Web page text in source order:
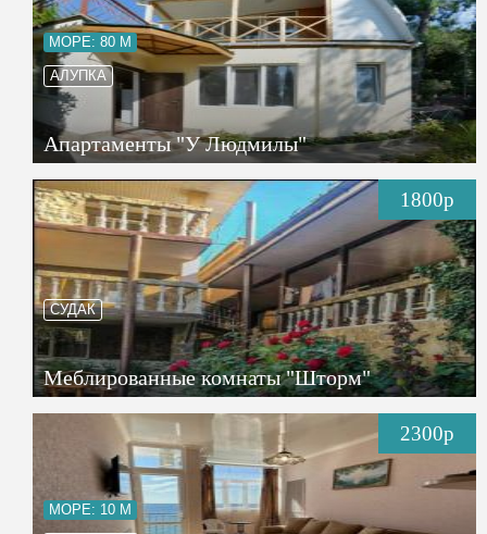
МОРЕ: 80 М
АЛУПКА
Апартаменты "У Людмилы"
1800р
СУДАК
Меблированные комнаты "Шторм"
2300р
МОРЕ: 10 М